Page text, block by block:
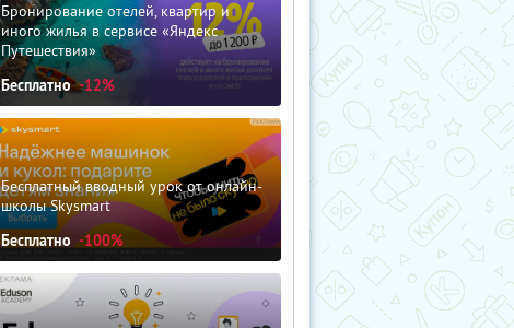
Бронирование отелей, квартир и
иного жилья в сервисе «Яндекс
Путешествия»
Бесплатно -12%
Бесплатный вводный урок от онлайн-
школы Skysmart
Бесплатно -100%